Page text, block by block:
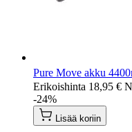
Pure Move akku
Erikoishinta 18,95 €
-24%
Lisää koriin